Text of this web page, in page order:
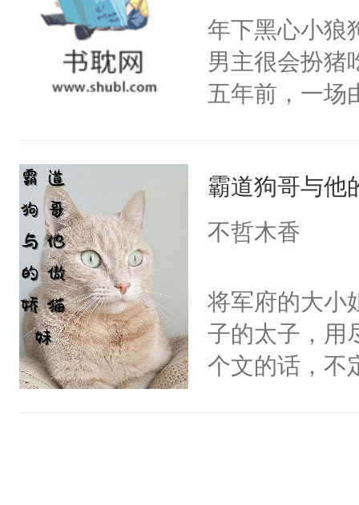
下旨后长达五
端王被立为太
陶淑妃和姜德
和两位公主在
线，男主鉴婊
年下黑心小狼
男主很会扮猪
五年前，一场
好了身体，也
年后赵知年回
狠手辣的心机
的其他人......
——为什么她
小狗脱不开
霸道狗哥与他
不哲木香
将军府的大小
子的太子，用
个文的话，不